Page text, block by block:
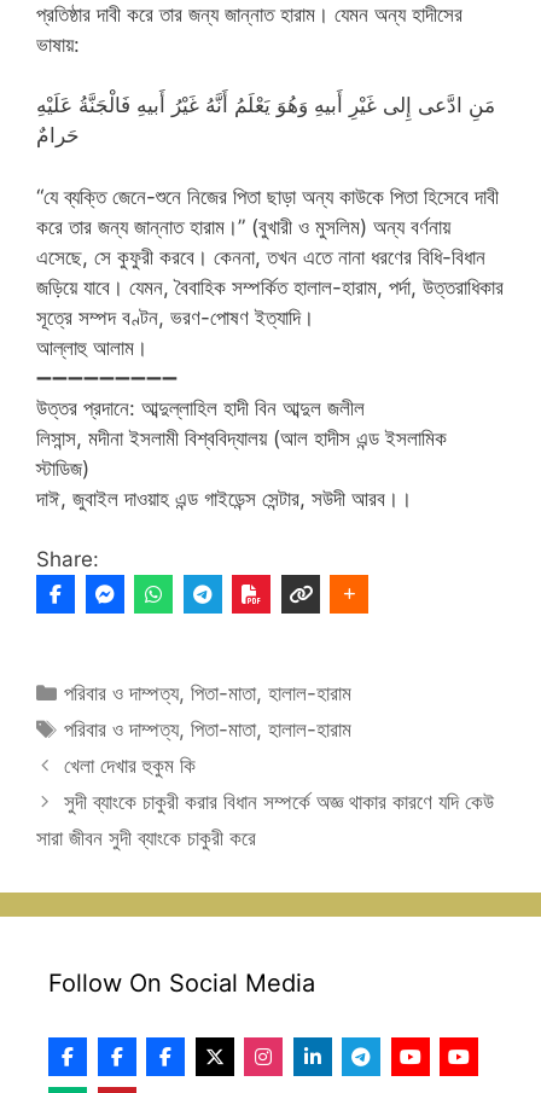
প্রতিষ্ঠার দাবী করে তার জন্য জান্নাত হারাম। যেমন অন্য হাদীসের
ভাষায়:
مَنِ ادَّعى إِلى غَيْرِ أَبيهِ وَهُوَ يَعْلَمُ أَنَّهُ غَيْرُ أَبيهِ فَالْجَنَّةُ عَلَيْهِ
حَرامٌ
“যে ব্যক্তি জেনে-শুনে নিজের পিতা ছাড়া অন্য কাউকে পিতা হিসেবে দাবী
করে তার জন্য জান্নাত হারাম।” (বুখারী ও মুসলিম) অন্য বর্ণনায়
এসেছে, সে কুফুরী করবে। কেননা, তখন এতে নানা ধরণের বিধি-বিধান
জড়িয়ে যাবে। যেমন, বৈবাহিক সম্পর্কিত হালাল-হারাম, পর্দা, উত্তরাধিকার
সূত্রে সম্পদ বণ্টন, ভরণ-পোষণ ইত্যাদি।
আল্লাহু আলাম।
➖➖➖➖➖➖➖➖➖
উত্তর প্রদানে: আব্দুল্লাহিল হাদী বিন আব্দুল জলীল
লিসান্স, মদীনা ইসলামী বিশ্ববিদ্যালয় (আল হাদীস এন্ড ইসলামিক
স্টাডিজ)
দাঈ, জুবাইল দাওয়াহ এন্ড গাইডেন্স সেন্টার, সউদী আরব।।
Share:
Categories
পরিবার ও দাম্পত্য,পিতা-মাতা,হালাল-হারাম
Tags
পরিবার ও দাম্পত্য,পিতা-মাতা,হালাল-হারাম
খেলা দেখার হুকুম কি
সুদী ব্যাংকে চাকুরী করার বিধান সম্পর্কে অজ্ঞ থাকার কারণে যদি কেউ
সারা জীবন সুদী ব্যাংকে চাকুরী করে
Follow On Social Media